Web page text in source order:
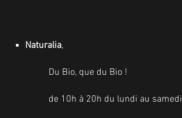
Naturalia,
Du Bio, que du Bio !​
de 10h à 20h du lundi au samedi